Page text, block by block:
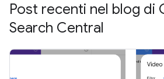
Post recenti nel blog di
Search Central